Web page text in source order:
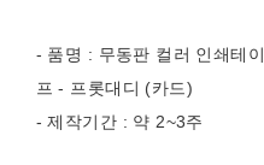
- 품명 : 무동판 컬러 인쇄테이
프 - 프롯대디 (카드)
- 제작기간 : 약 2~3주